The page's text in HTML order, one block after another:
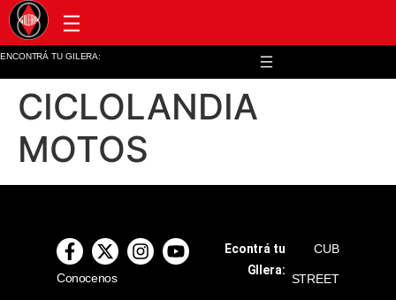
ENCONTRÁ TU GILERA:
CICLOLANDIA
MOTOS
Conocenos
Econtrá tu
GIlera:
CUB
STREET